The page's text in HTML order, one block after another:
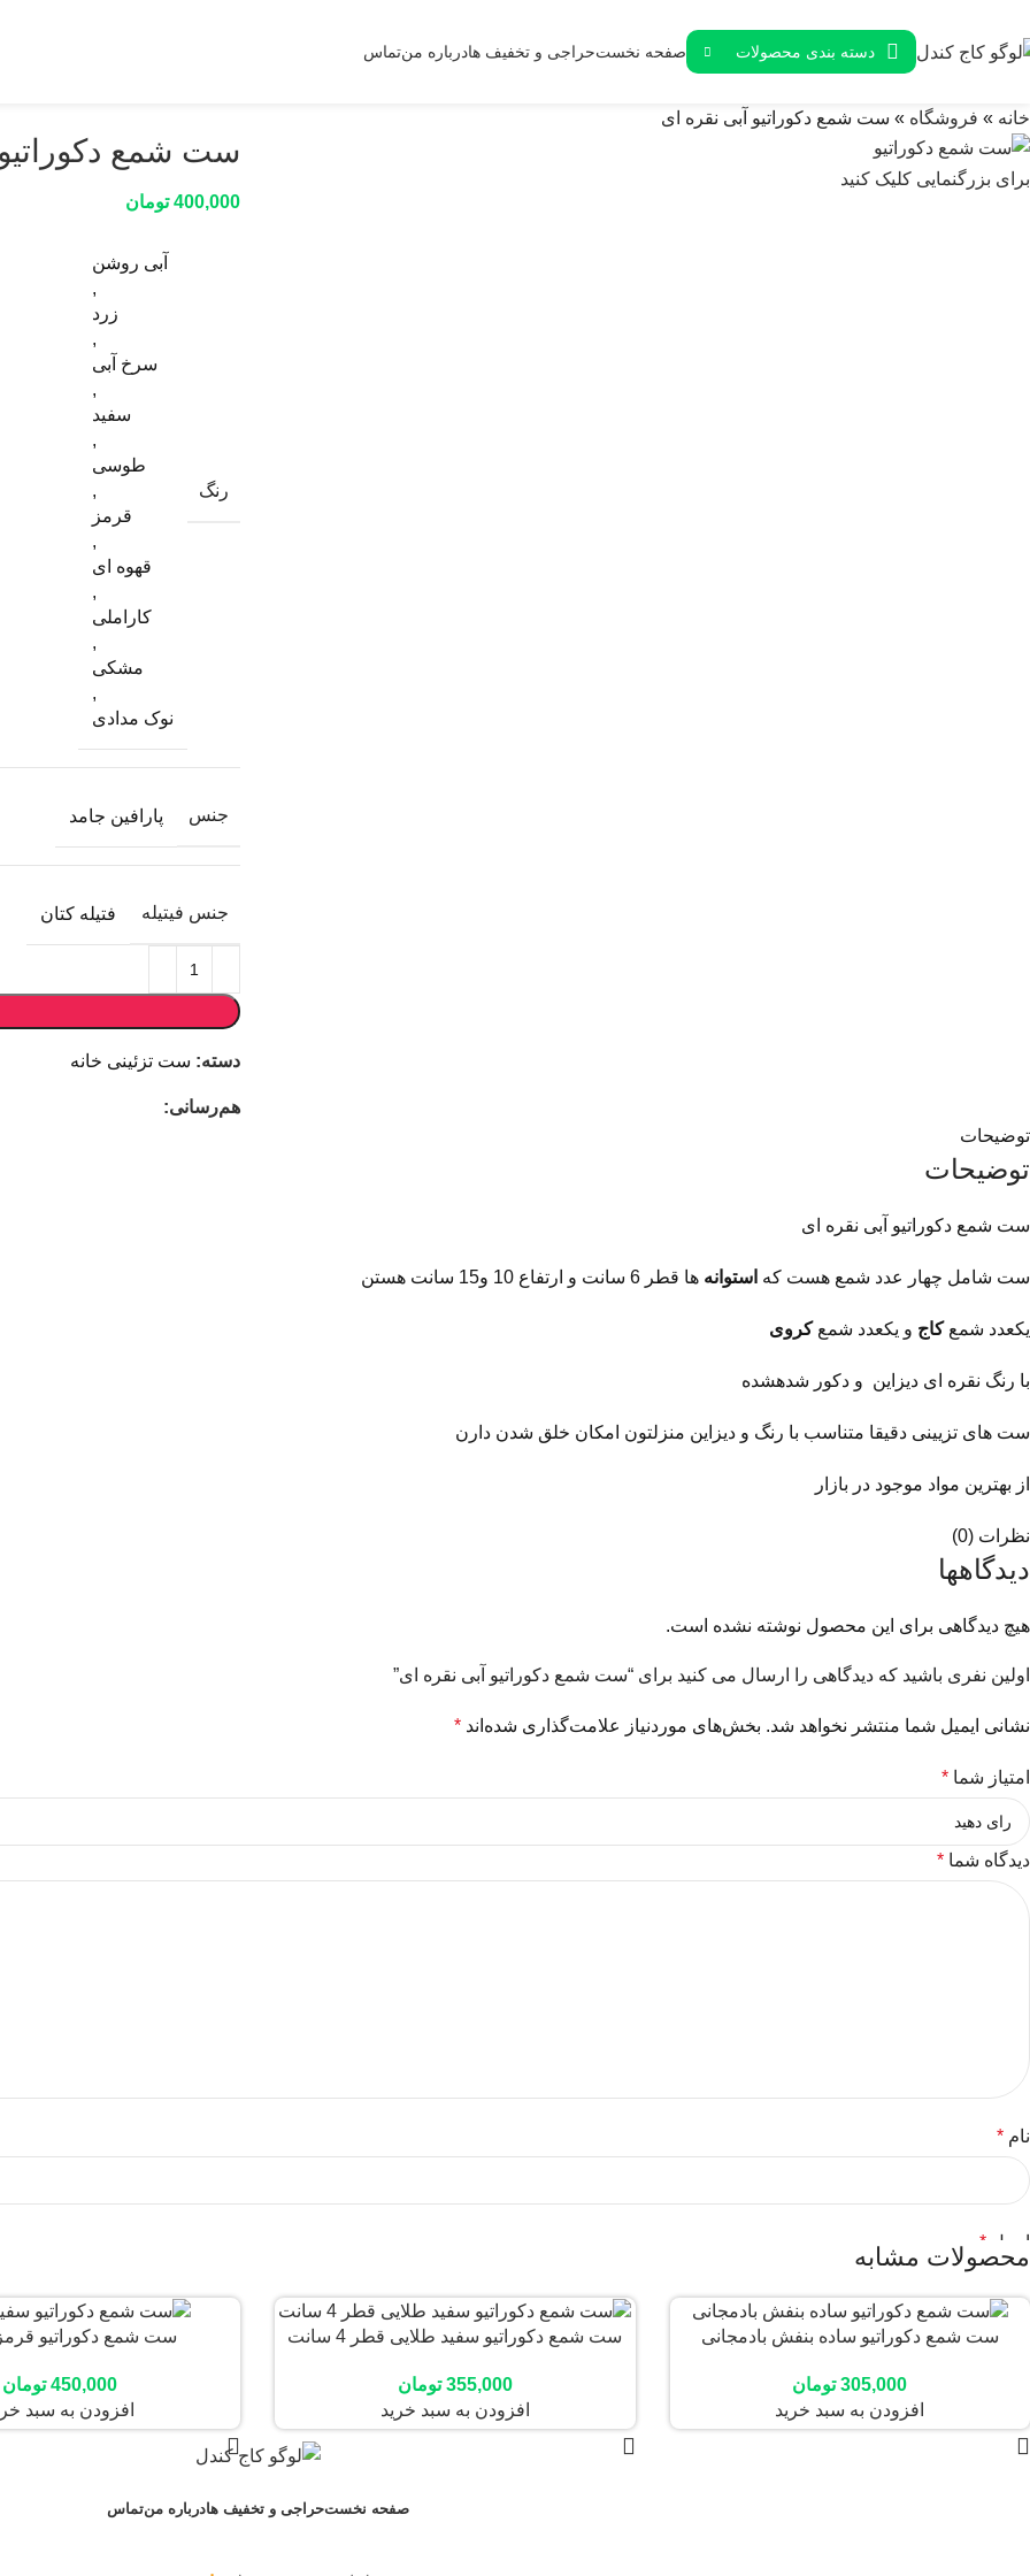
دسته بندی محصولات صفحه نخستحراجی و تخفیف هادرباره منتماس
خانه » فروشگاه » ست شمع دکوراتیو آبی نقره ای
برای بزرگنمایی کلیک کنید
ست شمع
400,000 تومان
رنگ
آبی روشن
,
زرد
,
سرخ آبی
,
سفید
,
طوسی
,
قرمز
,
قهوه ای
,
کاراملی
,
مشکی
,
نوک مدادی
جنس پارافین جامد
جنس فیتیله فتیله کتان
دسته: ست تزئینی خانه
هم‌رسانی:
توضیحات
توضیحات
ست شمع دکوراتیو آبی نقره ای
ست شامل چهار عدد شمع هست که استوانه ها قطر 6 سانت و ارتفاع 10 و15 سانت هستن
یکعدد شمعکاج و یکعدد شمعکروی
با رنگ نقره ای دیزاین و دکور شدهشده
ست های تزیینی دقیقا متناسب با رنگ و دیزاین منزلتون امکان خلق شدن دارن
از بهترین مواد موجود در بازار
نظرات (0)
دیدگاهها
هیچ دیدگاهی برای این محصول نوشته نشده است.
اولین نفری باشید که دیدگاهی را ارسال می کنید برای “ست شمع دکوراتیو آبی نقره ای”
نشانی ایمیل شما منتشر نخواهد شد. بخش‌های موردنیاز علامت‌گذاری شده‌اند *
امتیاز شما *
دیدگاه شما *
نام *
ایمیل *
ذخیره نام، ایمیل و وبسایت من در مرورگر برای زمانی که دوباره دیدگاهی می‌نویسم.
محصولات مشابه
ست شمع دکوراتیو ساده بنفش بادمجانی
305,000 تومان
افزودن به سبد خرید
ست شمع دکوراتیو سفید طلایی قطر 4 سانت
355,000 تومان
افزودن به سبد خرید
ست شمع دکوراتیو
450,000 تومان
افزودن به سبد
صفحه نخستحراجی و تخفیف هادرباره منتماس